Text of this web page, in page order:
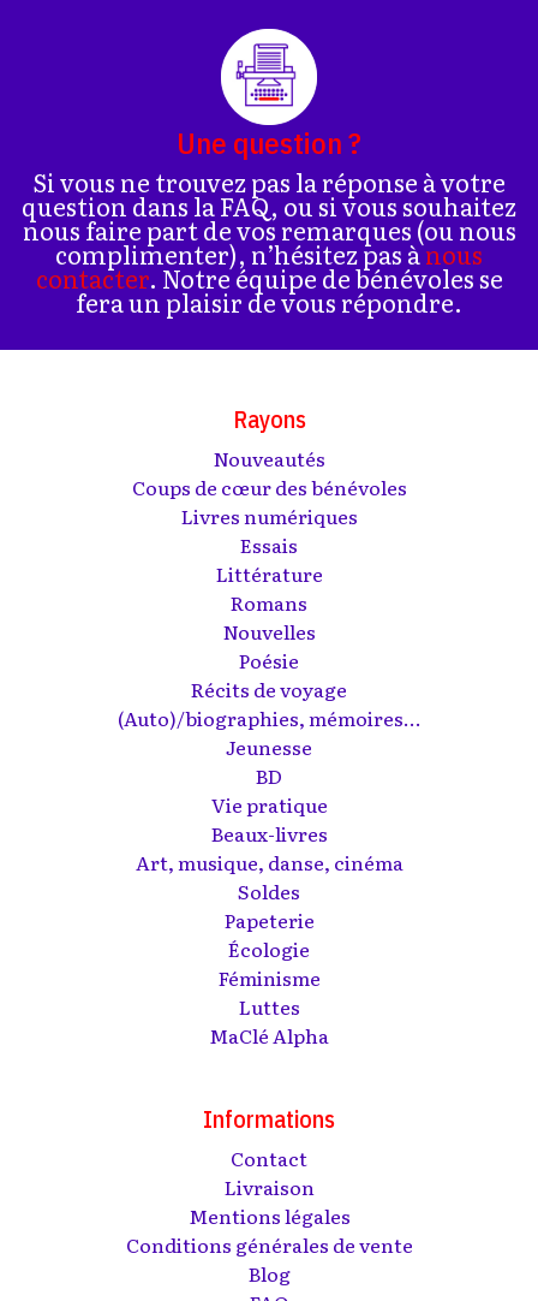
Une question ?
Si vous ne trouvez pas la réponse à votre
question dans la FAQ, ou si vous souhaitez
nous faire part de vos remarques (ou nous
complimenter), n’hésitez pas ànous
contacter. Notre équipe de bénévoles se
fera un plaisir de vous répondre.
Rayons
Nouveautés
Coups de cœur des bénévoles
Livres numériques
Essais
Littérature
Romans
Nouvelles
Poésie
Récits de voyage
(Auto)/biographies, mémoires...
Jeunesse
BD
Vie pratique
Beaux-livres
Art, musique, danse, cinéma
Soldes
Papeterie
Écologie
Féminisme
Luttes
MaClé Alpha
Informations
Contact
Livraison
Mentions légales
Conditions générales de vente
Blog